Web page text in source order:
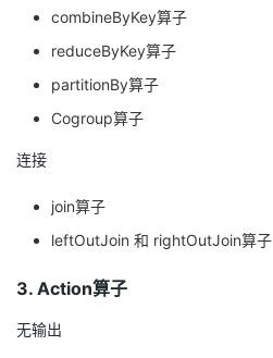
combineByKey算子
reduceByKey算子
partitionBy算子
Cogroup算子
连接
join算子
leftOutJoin 和 rightOutJoin算子
3. Action算子
无输出